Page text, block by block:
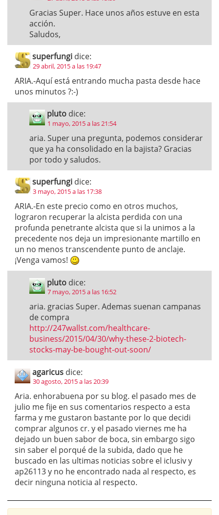
Gracias Super. Hace unos años estuve en esta
acción.
Saludos,
superfungi dice:
29 abril, 2015 a las 19:47
ARIA.-Aquí está entrando mucha pasta desde hace
unos minutos ?:-)
pluto dice:
1 mayo, 2015 a las 21:54
aria. Super una pregunta, podemos considerar
que ya ha consolidado en la bajista? Gracias
por todo y saludos.
superfungi dice:
3 mayo, 2015 a las 17:38
ARIA.-En este precio como en otros muchos,
lograron recuperar la alcista perdida con una
profunda penetrante alcista que si la unimos a la
precedente nos deja un impresionante martillo en
un no menos transcendente punto de anclaje.
¡Venga vamos!
pluto dice:
7 mayo, 2015 a las 16:52
aria. gracias Super. Ademas suenan campanas
de compra
http://247wallst.com/healthcare-
business/2015/04/30/why-these-2-biotech-
stocks-may-be-bought-out-soon/
agaricus dice:
30 agosto, 2015 a las 20:39
Aria. enhorabuena por su blog. el pasado mes de
julio me fije en sus comentarios respecto a esta
farma y me gustaron bastante por lo que decidi
comprar algunos cr. y el pasado viernes me ha
dejado un buen sabor de boca, sin embargo sigo
sin saber el porqué de la subida, dado que he
buscado en las ultimas noticias sobre el iclusiv y
ap26113 y no he encontrado nada al respecto, es
decir ninguna noticia al respecto.